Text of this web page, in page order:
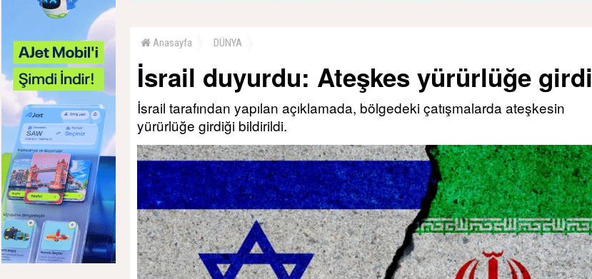
Anasayfa DÜNYA
İsrail duyurdu: Ateşkes yürürlüğe girdi
İsrail tarafından yapılan açıklamada, bölgedeki çatışmalarda ateşkesin
yürürlüğe girdiği bildirildi.